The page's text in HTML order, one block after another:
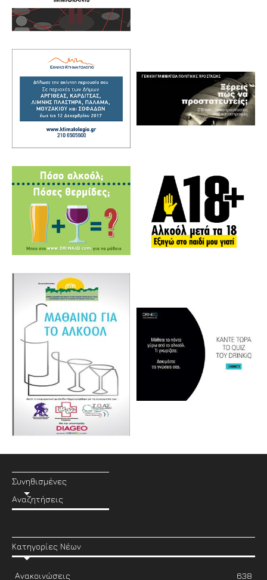
Συνηθισμένες
Αναζητήσεις
Κατηγορίες Νέων
Ανακοινώσεις 638